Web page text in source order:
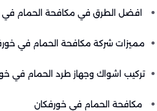
افضل الطرق في مكافحة الحمام في
مميزات شركة مكافحة الحمام في
تركيب اشواك وجهاز طرد الحمام في
مكافحة الحمام في خورفكان